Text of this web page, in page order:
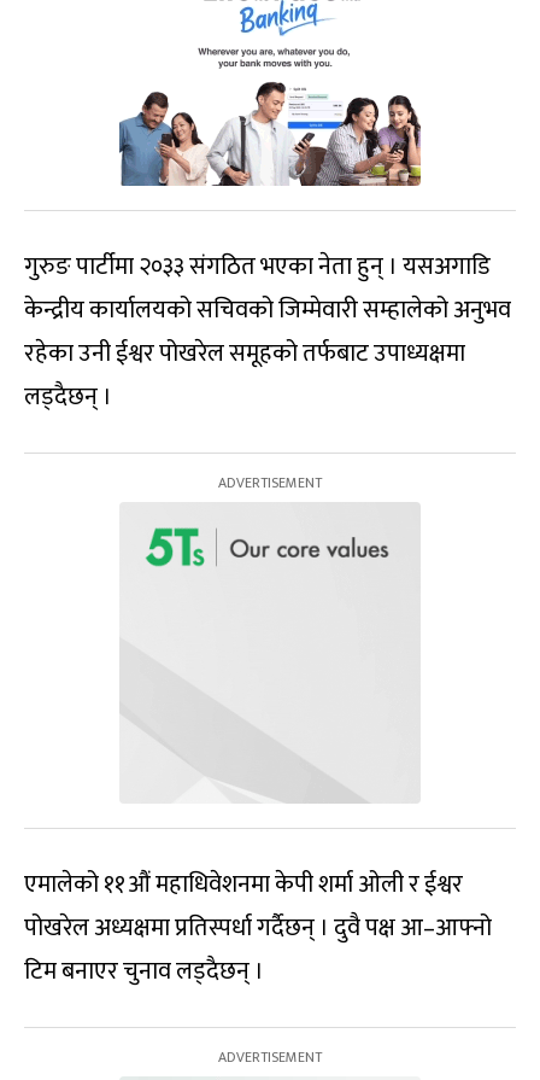
गुरुङ पार्टीमा २०३३ संगठित भएका नेता हुन् । यसअगाडि
केन्द्रीय कार्यालयको सचिवको जिम्मेवारी सम्हालेको अनुभव
रहेका उनी ईश्वर पोखरेल समूहको तर्फबाट उपाध्यक्षमा
लड्दैछन् ।
एमालेको ११औं महाधिवेशनमा केपी शर्मा ओली र ईश्वर
पोखरेल अध्यक्षमा प्रतिस्पर्धा गर्दैछन् । दुवै पक्ष आ–आफ्नो
टिम बनाएर चुनाव लड्दैछन् ।